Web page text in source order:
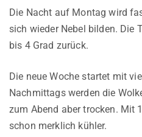
Die Nacht auf Montag wird
sich wieder Nebel bilden. Die
bis 4 Grad zurück.
Die neue Woche startet mit
Nachmittags werden die
zum Abend aber trocken. Mit
schon merklich kühler.